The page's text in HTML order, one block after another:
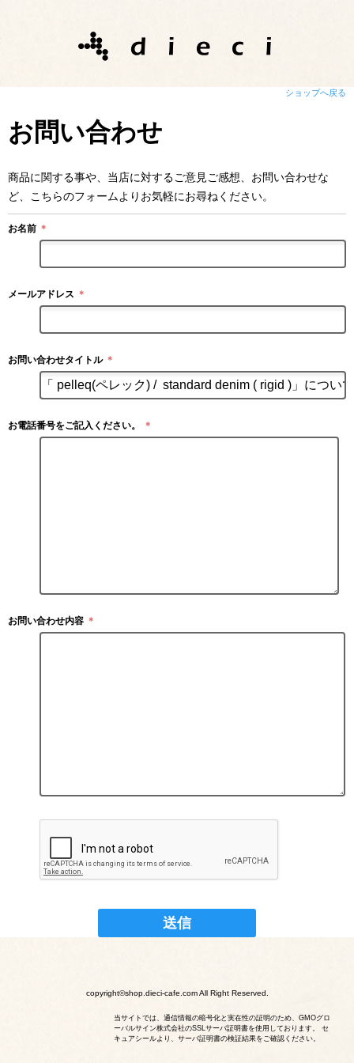
ショップへ戻る
お問い合わせ
商品に関する事や、当店に対するご意見ご感想、お問い合わせな
ど、こちらのフォームよりお気軽にお尋ねください。
お名前 ＊
メールアドレス ＊
お問い合わせタイトル ＊
お電話番号をご記入ください。 ＊
お問い合わせ内容 ＊
copyright©shop.dieci-cafe.com All Right Reserved.
当サイトでは、通信情報の暗号化と実在性の証明のため、GMOグロ
ーバルサイン株式会社のSSLサーバ証明書を使用しております。 セ
キュアシールより、サーバ証明書の検証結果をご確認ください。